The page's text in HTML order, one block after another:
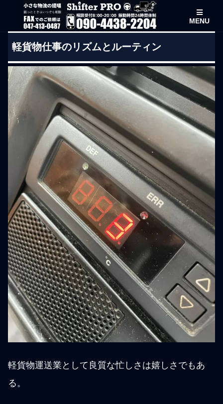
MENU
軽貨物仕事のリズムとルーティン
軽貨物運送業として良質な忙しさは嬉しさでもあ
る。